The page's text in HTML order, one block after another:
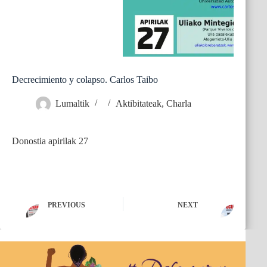
Decrecimiento y colapso. Carlos Taibo
Lumaltik Aktibitateak, Charla
Donostia apirilak 27
PREVIOUS NEXT